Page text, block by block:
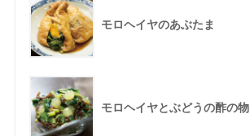
モロヘイヤのあぶたま
モロヘイヤとぶどうの酢の物